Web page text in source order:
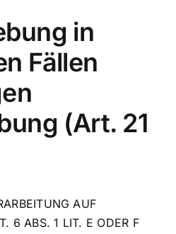
in
Fällen
(Art. 21
AUF
6 ABS. 1 LIT. E ODER F